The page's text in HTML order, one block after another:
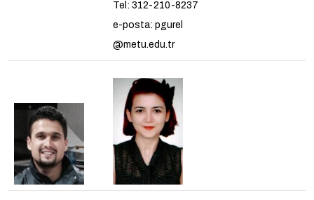
Tel: 312-210-8237
e-posta: pgurel
@metu.edu.tr